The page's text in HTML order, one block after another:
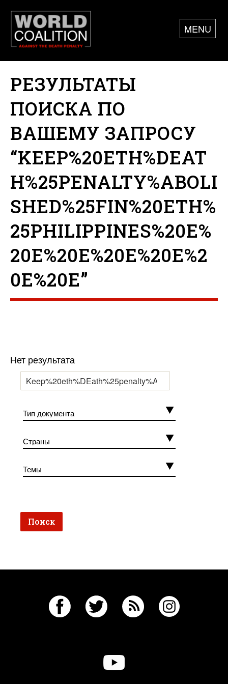
MENU
РЕЗУЛЬТАТЫ
ПОИСКА ПО
ВАШЕМУ ЗАПРОСУ
“KEEP%20ETH%DEAT
H%25PENALTY%ABOLI
SHED%25FIN%20ETH%
25PHILIPPINES%20E%
20E%20E%20E%20E%2
0E%20E”
Нет результата